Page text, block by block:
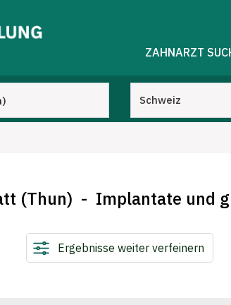
ZAHNARZT
(Thun) - Implantate und
Ergebnisse weiter verfeinern